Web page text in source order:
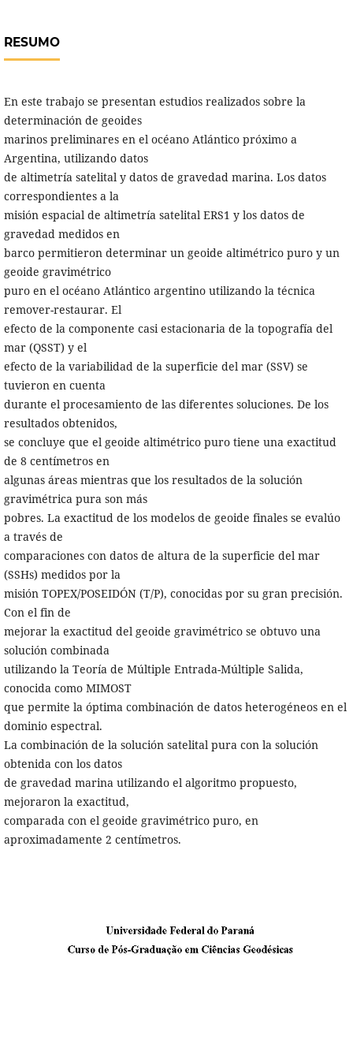
RESUMO
En este trabajo se presentan estudios realizados sobre la
determinación de geoides
marinos preliminares en el océano Atlántico próximo a
Argentina, utilizando datos
de altimetría satelital y datos de gravedad marina. Los datos
correspondientes a la
misión espacial de altimetría satelital ERS1 y los datos de
gravedad medidos en
barco permitieron determinar un geoide altimétrico puro y un
geoide gravimétrico
puro en el océano Atlántico argentino utilizando la técnica
remover-restaurar. El
efecto de la componente casi estacionaria de la topografía del
mar (QSST) y el
efecto de la variabilidad de la superficie del mar (SSV) se
tuvieron en cuenta
durante el procesamiento de las diferentes soluciones. De los
resultados obtenidos,
se concluye que el geoide altimétrico puro tiene una exactitud
de 8 centímetros en
algunas áreas mientras que los resultados de la solución
gravimétrica pura son más
pobres. La exactitud de los modelos de geoide finales se evalúo
a través de
comparaciones con datos de altura de la superficie del mar
(SSHs) medidos por la
misión TOPEX/POSEIDÓN (T/P), conocidas por su gran precisión.
Con el fin de
mejorar la exactitud del geoide gravimétrico se obtuvo una
solución combinada
utilizando la Teoría de Múltiple Entrada-Múltiple Salida,
conocida como MIMOST
que permite la óptima combinación de datos heterogéneos en el
dominio espectral.
La combinación de la solución satelital pura con la solución
obtenida con los datos
de gravedad marina utilizando el algoritmo propuesto,
mejoraron la exactitud,
comparada con el geoide gravimétrico puro, en
aproximadamente 2 centímetros.